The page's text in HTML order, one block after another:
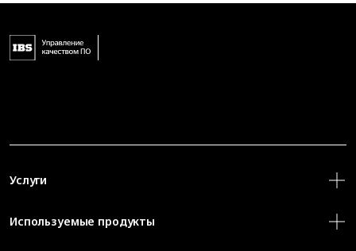
Услуги
Используемые продукты